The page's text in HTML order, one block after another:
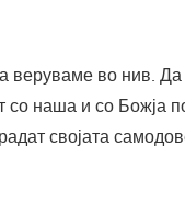
веруваме во нив.
со наша и со Божја
својата